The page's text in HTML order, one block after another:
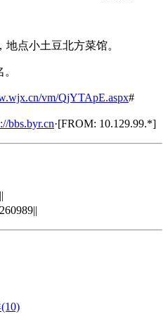
地点小土豆北方菜馆。
vm/QjYTApE.aspx#
bbs.byr.cn·[FROM: 10.129.99.*]